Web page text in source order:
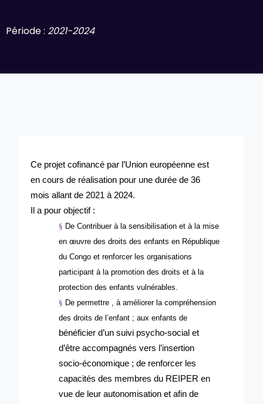
Période : 2021-2024
Ce projet cofinancé par l’Union européenne est
en cours de réalisation pour une durée de 36
mois allant de 2021 à 2024.
Il a pour objectif :
§ De Contribuer à la sensibilisation et à la mise
en œuvre des droits des enfants en République
du Congo et renforcer les organisations
participant à la promotion des droits et à la
protection des enfants vulnérables.
§ De permettre , à améliorer la compréhension
des droits de l’enfant ; aux enfants de
bénéficier d’un suivi psycho-social et
d’être accompagnés vers l’insertion
socio-économique ; de renforcer les
capacités des membres du REIPER en
vue de leur autonomisation et afin de